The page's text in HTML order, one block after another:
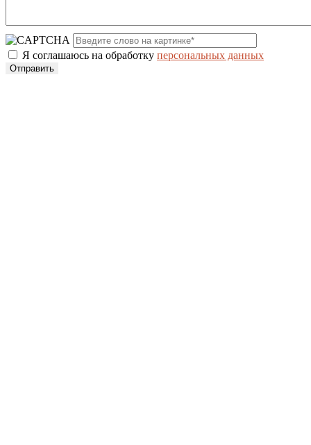
Я соглашаюсь на обработку персональных данных